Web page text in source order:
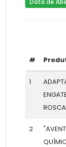
Data de
#
1
2